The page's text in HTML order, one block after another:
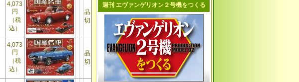
4,073
円
（税
込）
品
切
4,073
円
（税
込）
品
切
週刊 エヴァンゲリオン２号機をつくる